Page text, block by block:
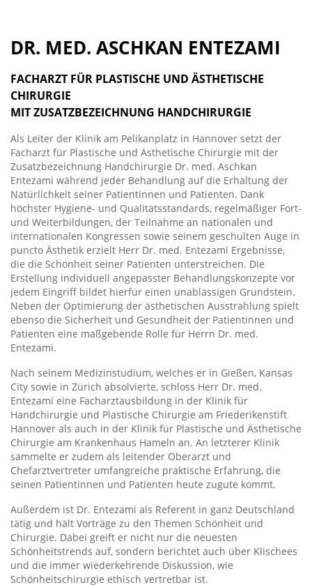
DR. MED. ASCHKAN ENTEZAMI
FACHARZT FÜR PLASTISCHE UND ÄSTHETISCHE
CHIRURGIE
MIT ZUSATZBEZEICHNUNG HANDCHIRURGIE
Als Leiter der Klinik am Pelikanplatz in Hannover setzt der
Facharzt für Plastische und Ästhetische Chirurgie mit der
Zusatzbezeichnung Handchirurgie Dr. med. Aschkan
Entezami während jeder Behandlung auf die Erhaltung der
Natürlichkeit seiner Patientinnen und Patienten. Dank
höchster Hygiene- und Qualitätsstandards, regelmäßiger Fort-
und Weiterbildungen, der Teilnahme an nationalen und
internationalen Kongressen sowie seinem geschulten Auge in
puncto Ästhetik erzielt Herr Dr. med. Entezami Ergebnisse,
die die Schönheit seiner Patienten unterstreichen. Die
Erstellung individuell angepasster Behandlungskonzepte vor
jedem Eingriff bildet hierfür einen unablässigen Grundstein.
Neben der Optimierung der ästhetischen Ausstrahlung spielt
ebenso die Sicherheit und Gesundheit der Patientinnen und
Patienten eine maßgebende Rolle für Herrn Dr. med.
Entezami.
Nach seinem Medizinstudium, welches er in Gießen, Kansas
City sowie in Zürich absolvierte, schloss Herr Dr. med.
Entezami eine Facharztausbildung in der Klinik für
Handchirurgie und Plastische Chirurgie am Friederikenstift
Hannover als auch in der Klinik für Plastische und Ästhetische
Chirurgie am Krankenhaus Hameln an. An letzterer Klinik
sammelte er zudem als leitender Oberarzt und
Chefarztvertreter umfangreiche praktische Erfahrung, die
seinen Patientinnen und Patienten heute zugute kommt.
Außerdem ist Dr. Entezami als Referent in ganz Deutschland
tätig und hält Vorträge zu den Themen Schönheit und
Chirurgie. Dabei greift er nicht nur die neuesten
Schönheitstrends auf, sondern berichtet auch über Klischees
und die immer wiederkehrende Diskussion, wie
Schönheitschirurgie ethisch vertretbar ist.